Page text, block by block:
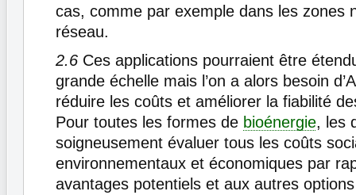
cas, comme par exemple dans les zones
réseau.
2.6 Ces applications pourraient être
grande échelle mais l’on a alors besoin
réduire les coûts et améliorer la fiabilité
Pour toutes les formes de bioénergie, les
soigneusement évaluer tous les coûts
environnementaux et économiques par
avantages potentiels et aux autres